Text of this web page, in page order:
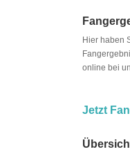
Hier haben
online bei
Jetzt